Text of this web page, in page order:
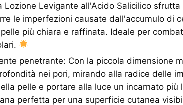
Lozione Levigante all'Acido Salicilico
le imperfezioni causate dall'accumulo di
più chiara e raffinata. Ideale per
penetrante: Con la piccola dimensione
nei pori, mirando alla radice delle
pelle e portare alla luce un incarnato più
perfetta per una superficie cutanea